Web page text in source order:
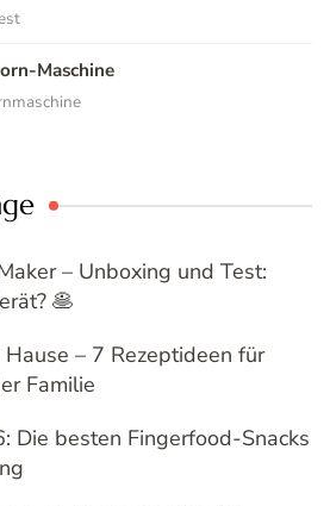
Maschine
– Unboxing und Test:
🥞
Hause – 7 Rezeptideen für
Familie
Die besten Fingerfood-Snacks